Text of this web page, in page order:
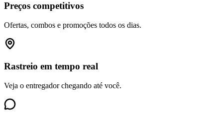
Preços competitivos
Ofertas, combos e promoções todos os dias.
Rastreio em tempo real
Veja o entregador chegando até você.